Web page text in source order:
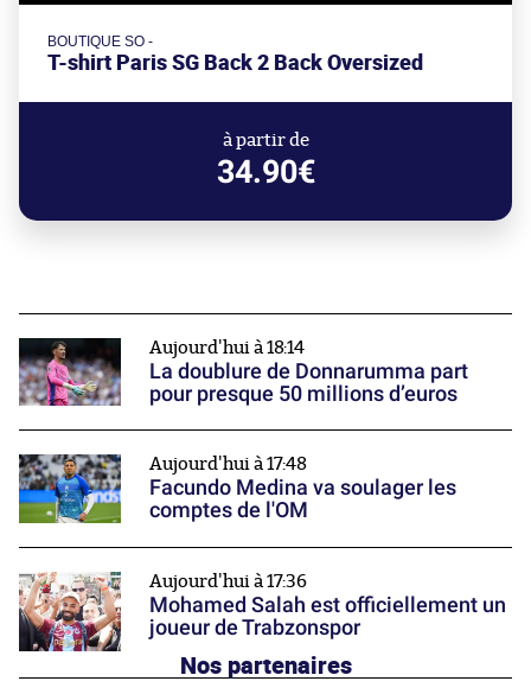
BOUTIQUE SO -
T-shirt Paris SG Back 2 Back Oversized
à partir de
34.90€
Aujourd'hui à 18:14
La doublure de Donnarumma part
pour presque 50 millions d’euros
Aujourd'hui à 17:48
Facundo Medina va soulager les
comptes de l'OM
Aujourd'hui à 17:36
Mohamed Salah est officiellement un
joueur de Trabzonspor
Nos partenaires